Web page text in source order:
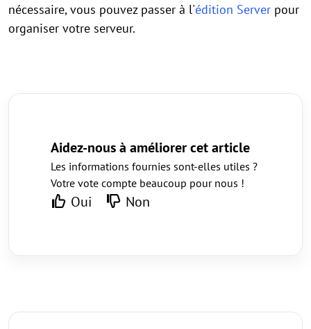
nécessaire, vous pouvez passer à l'édition Server pour
organiser votre serveur.
Aidez-nous à améliorer cet article
Les informations fournies sont-elles utiles ?
Votre vote compte beaucoup pour nous !
Oui Non